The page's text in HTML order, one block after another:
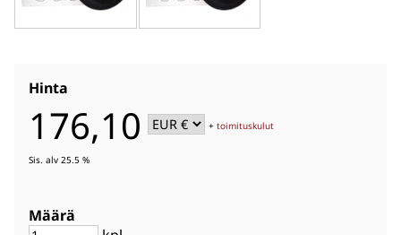
Hinta
176,10 +toimituskulut
Sis. alv 25.5 %
Määrä